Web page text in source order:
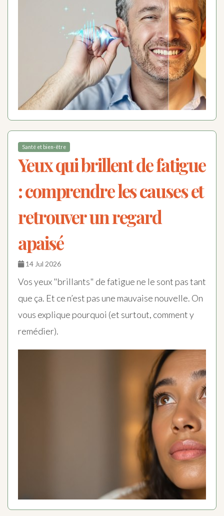
Santé et bien-être
Yeux qui brillent de fatigue
: comprendre les causes et
retrouver un regard
apaisé
14 Jul 2026
Vos yeux "brillants" de fatigue ne le sont pas tant
que ça. Et ce n’est pas une mauvaise nouvelle. On
vous explique pourquoi (et surtout, comment y
remédier).